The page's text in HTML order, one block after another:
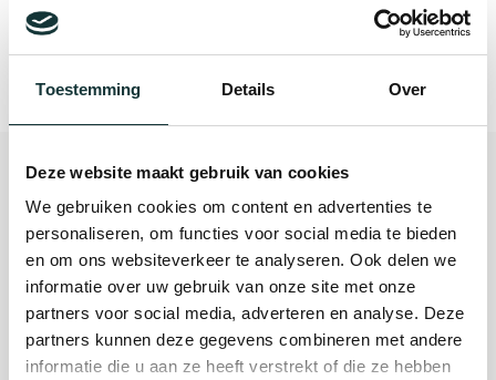
Toestemming Details Over
Deze website maakt gebruik van cookies
We gebruiken cookies om content en advertenties te
personaliseren, om functies voor social media te bieden
en om ons websiteverkeer te analyseren. Ook delen we
informatie over uw gebruik van onze site met onze
partners voor social media, adverteren en analyse. Deze
partners kunnen deze gegevens combineren met andere
informatie die u aan ze heeft verstrekt of die ze hebben
Bekijk alle blogberichten
Plan je bezoek
Evenement
organiseren